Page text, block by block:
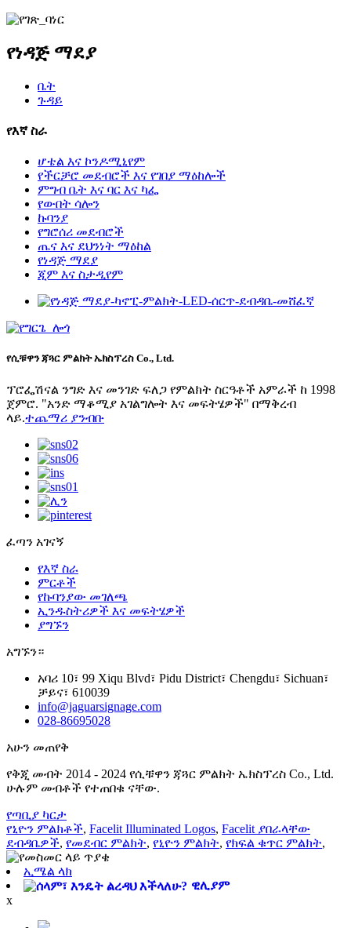
የነዳጅ ማደያ
ቤት
ጉዳይ
የእኛ ስራ
ሆቴል እና ኮንዶሚኒየም
የችርቻሮ መደብሮች እና የገበያ ማዕከሎች
ምግብ ቤት እና ባር እና ካፌ
የውበት ሳሎን
ኩባንያ
የግሮሰሪ መደብሮች
ጤና እና ደህንነት ማዕከል
የነዳጅ ማደያ
ጂም እና ስታዲየም
የሲቹዋን ጃጓር ምልክት ኤክስፕረስ Co., Ltd.
ፕሮፌሽናል ንግድ እና መንገድ ፍለጋ የምልክት ስርዓቶች አምራች ከ 1998
ጀምሮ. "አንድ ማቆሚያ አገልግሎት እና መፍትሄዎች" በማቅረብ
ላይ.ተጨማሪ ያንብቡ
ፈጣን አገናኝ
የእኛ ስራ
ምርቶች
የኩባንያው መገለጫ
ኢንዱስትሪዎች እና መፍትሄዎች
ያግኙን
አግኙን።
አባሪ 10፣ 99 Xiqu Blvd፣ Pidu District፣ Chengdu፣ Sichuan፣
ቻይና፣ 610039
info@jaguarsignage.com
028-86695028
አሁን መጠየቅ
የቅጂ መብት 2014 - 2024 የሲቹዋን ጃጓር ምልክት ኤክስፕረስ Co., Ltd.
ሁሉም መብቶች የተጠበቁ ናቸው.
የጣቢያ ካርታ
የኒዮን ምልክቶች, Facelit Illuminated Logos, Facelit ያበራላቸው
ደብዳቤዎች, የመደብር ምልክት, የኒዮን ምልክት, የክፍል ቁጥር ምልክት,
ኢሜል ላክ
ዊሊያም
x